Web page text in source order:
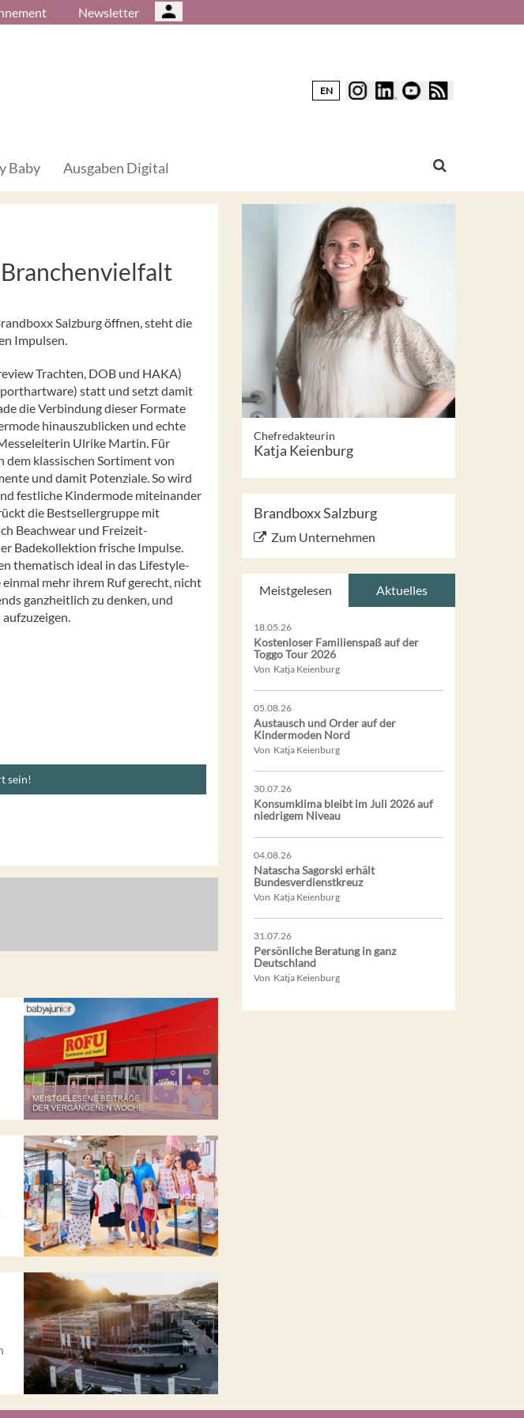
Newsletter
EN
Baby Ausgaben Digital
Salzburg öffnen, steht die
Impulsen.
Trachten, DOB und HAKA)
statt und setzt damit
die Verbindung dieser Formate
hinauszublicken und echte
Ulrike Martin. Für
klassischen Sortiment von
und damit Potenziale. So wird
festliche Kindermode miteinander
die Bestsellergruppe mit
Beachwear und Freizeit-
Badekollektion frische Impulse.
thematisch ideal in das Lifestyle-
mehr ihrem Ruf gerecht, nicht
ganzheitlich zu denken, und
sein!
Chefredakteurin
Katja Keienburg
Brandboxx Salzburg
Zum Unternehmen
Meistgelesen Aktuelles
18.05.26
Kostenloser Familienspaß auf der
Toggo Tour 2026
Von Katja Keienburg
05.08.26
Austausch und Order auf der
Kindermoden Nord
Von Katja Keienburg
30.07.26
Konsumklima bleibt im Juli 2026 auf
niedrigem Niveau
04.08.26
Natascha Sagorski erhält
Bundesverdienstkreuz
Von Katja Keienburg
31.07.26
Persönliche Beratung in ganz
Deutschland
Von Katja Keienburg